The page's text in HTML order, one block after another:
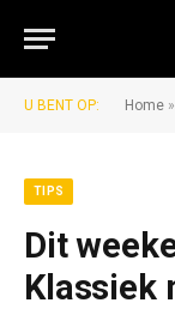
U BENT OP: Home »
TIPS
Dit
Klassiek